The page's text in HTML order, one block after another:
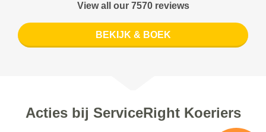
View all our 7570 reviews
BEKIJK & BOEK
Acties bij ServiceRight Koeriers